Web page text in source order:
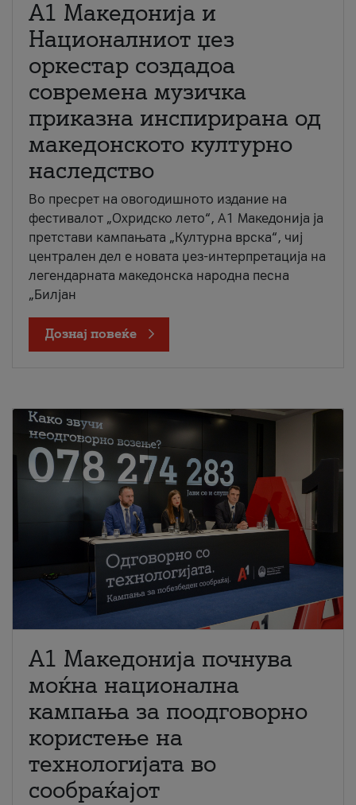
А1 Македонија и
Националниот џез
оркестар создадоа
современа музичка
приказна инспирирана од
македонското културно
наследство
Во пресрет на овогодишното издание на
фестивалот „Охридско лето“, А1 Македонија ја
претстави кампањата „Културна врска“, чиј
централен дел е новата џез-интерпретација на
легендарната македонска народна песна
„Билјан
Дознај повеќе
A1 Македонија почнува
моќна национална
кампања за поодговорно
користење на
технологијата во
сообраќајот